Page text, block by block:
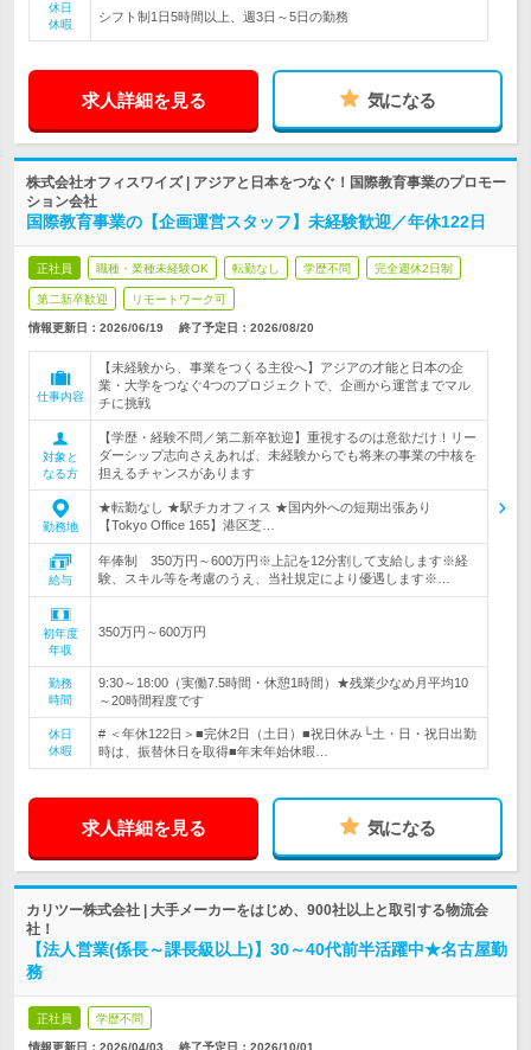
休日
休暇
シフト制1日5時間以上、週3日～5日の勤務
求人詳細を見る 気になる
株式会社オフィスワイズ | アジアと日本をつなぐ！国際教育事業のプロモー
ション会社
国際教育事業の【企画運営スタッフ】未経験歓迎／年休122日
正社員 職種・業種未経験OK 転勤なし 学歴不問 完全週休2日制
第二新卒歓迎 リモートワーク可
情報更新日：2026/06/19 終了予定日： 2026/08/20
仕事内容
【未経験から、事業をつくる主役へ】アジアの才能と日本の企
業・大学をつなぐ4つのプロジェクトで、企画から運営までマル
チに挑戦
対象と
なる方
【学歴・経験不問／第二新卒歓迎】重視するのは意欲だけ！リー
ダーシップ志向さえあれば、未経験からでも将来の事業の中核を
担えるチャンスがあります
勤務地
★転勤なし ★駅チカオフィス ★国内外への短期出張あり
【Tokyo Office 165】港区芝…
給与
年俸制 350万円～600万円※上記を12分割して支給します※経
験、スキル等を考慮のうえ、当社規定により優遇します※…
初年度
年収
350万円～600万円
勤務
時間
9:30～18:00（実働7.5時間・休憩1時間）★残業少なめ月平均10
～20時間程度です
休日
休暇
# ＜年休122日＞■完休2日（土日）■祝日休み└土・日・祝日出勤
時は、振替休日を取得■年末年始休暇…
求人詳細を見る 気になる
カリツー株式会社 | 大手メーカーをはじめ、900社以上と取引する物流会
社！
【法人営業(係長～課長級以上)】30～40代前半活躍中★名古屋勤
務
正社員 学歴不問
情報更新日：2026/04/03 終了予定日： 2026/10/01